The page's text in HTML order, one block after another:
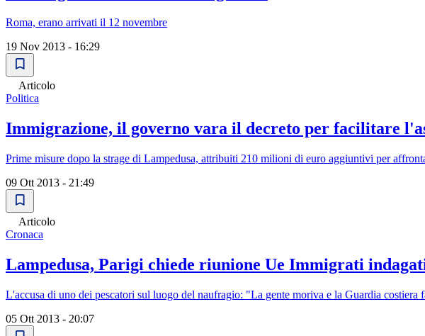
Roma, erano arrivati il 12 novembre
19 Nov 2013 - 16:29
Articolo
Politica
Immigrazione, il governo vara il decreto per facilitare
Prime misure dopo la strage di Lampedusa, attribuiti 210 milioni di euro aggiuntivi per
09 Ott 2013 - 21:49
Articolo
Cronaca
Lampedusa, Parigi chiede riunione Ue Immigrati
L'accusa di uno dei pescatori sul luogo del naufragio: "La gente moriva e la Guardia
05 Ott 2013 - 20:07